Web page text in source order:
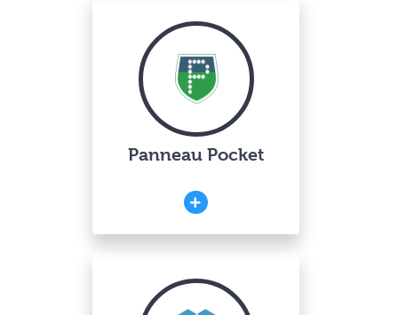
Panneau Pocket